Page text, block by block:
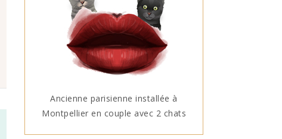
Ancienne parisienne installée à
Montpellier en couple avec 2 chats